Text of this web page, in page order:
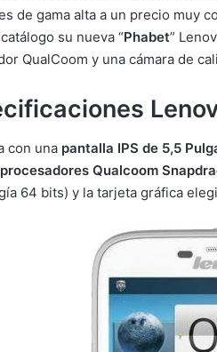
de gama alta a un precio muy
su nueva “Phabet”
QualCoom y una cámara de
con una pantalla IPS de 5,5
Qualcoom
64 bits) y la tarjeta gráfica